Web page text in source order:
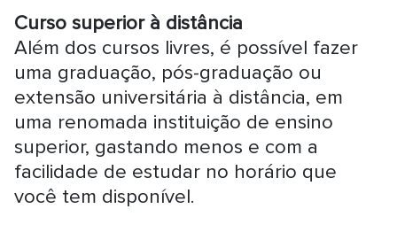
Curso superior à distância
Além dos cursos livres, é possível fazer
uma graduação, pós-graduação ou
extensão universitária à distância, em
uma renomada instituição de ensino
superior, gastando menos e com a
facilidade de estudar no horário que
você tem disponível.